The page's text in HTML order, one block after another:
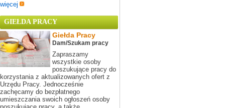
więcej
GIEŁDA PRACY
Giełda Pracy
Dam/Szukam pracy
Zapraszamy
wszystkie osoby
poszukujące pracy do
korzystania z aktualizowanych ofert z
Urzędu Pracy. Jednocześnie
zachęcamy do bezpłatnego
umieszczania swoich ogłoszeń osoby